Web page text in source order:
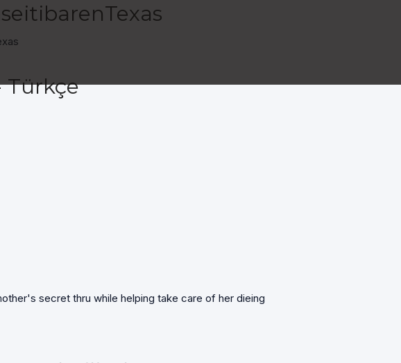
Türkçe
secret thru while helping take care of her dieing